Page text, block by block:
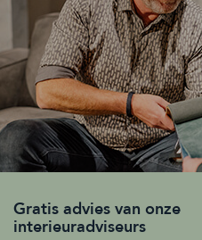
Gratis advies van onze
interieuradviseurs